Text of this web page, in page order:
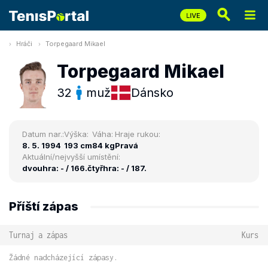
Hráči Torpegaard Mikael
Torpegaard Mikael
32 muž Dánsko
Datum nar.:
8. 5. 1994
Výška:
193 cm
Váha:
84 kg
Hraje rukou:
Pravá
Aktuální/nejvyšší umístění:
dvouhra: - / 166.čtyřhra: - / 187.
Příští zápas
Turnaj a zápas Kurs
Žádné nadcházející zápasy.